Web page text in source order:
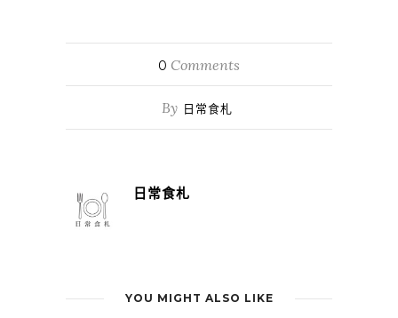
0 Comments
By 日常食札
日常食札
YOU MIGHT ALSO LIKE